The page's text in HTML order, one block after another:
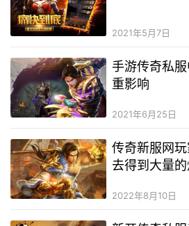
2021年5月7日
手游传奇私
重影响
2021年6月25日
传奇新服网
去得到大量
2022年8月10日